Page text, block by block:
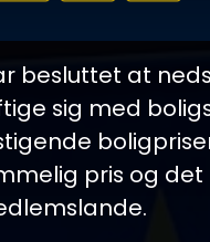
besluttet at
sig med
pris og